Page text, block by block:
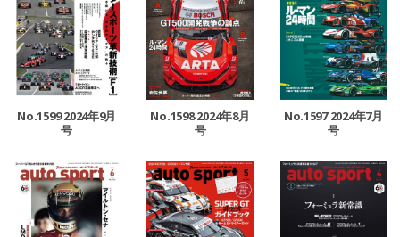
No.1599 2024年9月
号
No.1598 2024年8月
号
No.1597 2024年7月
号